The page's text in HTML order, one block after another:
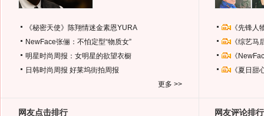
《秘密天使》陈翔情迷金素恩YURA
NewFace张俪：不怕定型“物质女”
明星时尚周报：女明星的欲望衣橱
日韩时尚周报 好莱坞街拍周报
更多 >>
《先锋
《综艺
《
《夏日
网友点击排行 网友评论排行